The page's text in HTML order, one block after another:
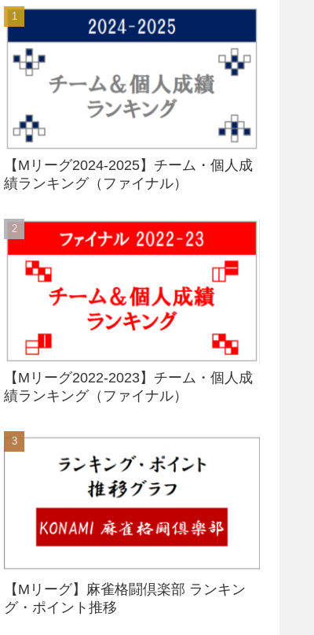
【Mリーグ2024-2025】チーム・個人成
績ランキング（ファイナル）
【Mリーグ2022-2023】チーム・個人成
績ランキング（ファイナル）
【Mリーグ】麻雀格闘倶楽部 ランキン
グ・ポイント推移